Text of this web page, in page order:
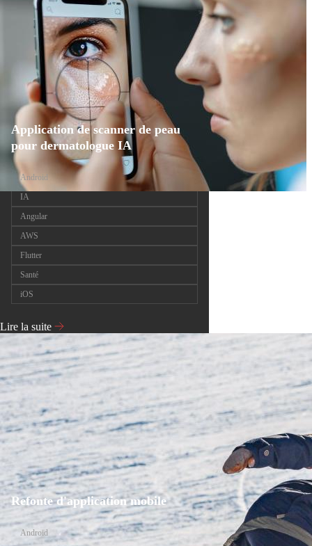
Application de scanner de peau
pour dermatologue IA
Android
IA
Angular
AWS
Flutter
Santé
iOS
Lire la suite
Refonte d'application mobile
Android